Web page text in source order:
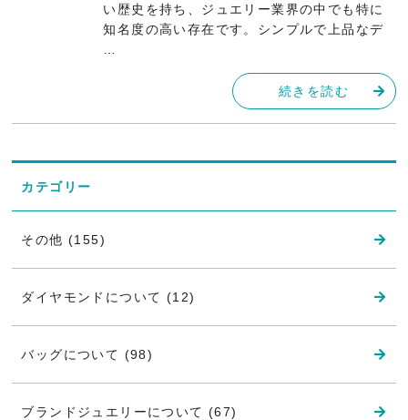
い歴史を持ち、ジュエリー業界の中でも特に
知名度の高い存在です。シンプルで上品なデ
続きを読む
カテゴリー
その他 (155)
ダイヤモンドについて (12)
バッグについて (98)
ブランドジュエリーについて (67)